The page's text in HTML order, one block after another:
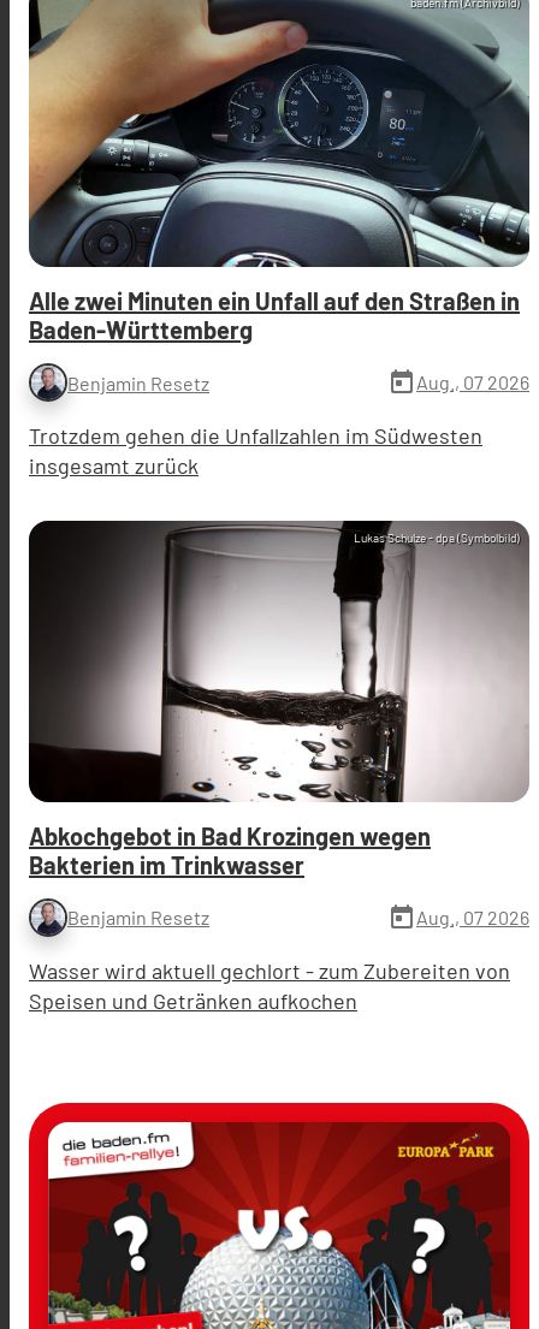
Alle zwei Minuten ein Unfall auf den Straßen in
Baden-Württemberg
Benjamin Resetz today Aug., 07 2026
Trotzdem gehen die Unfallzahlen im Südwesten
insgesamt zurück
Lukas Schulze - dpa (Symbolbild)
Abkochgebot in Bad Krozingen wegen
Bakterien im Trinkwasser
Benjamin Resetz today Aug., 07 2026
Wasser wird aktuell gechlort - zum Zubereiten von
Speisen und Getränken aufkochen